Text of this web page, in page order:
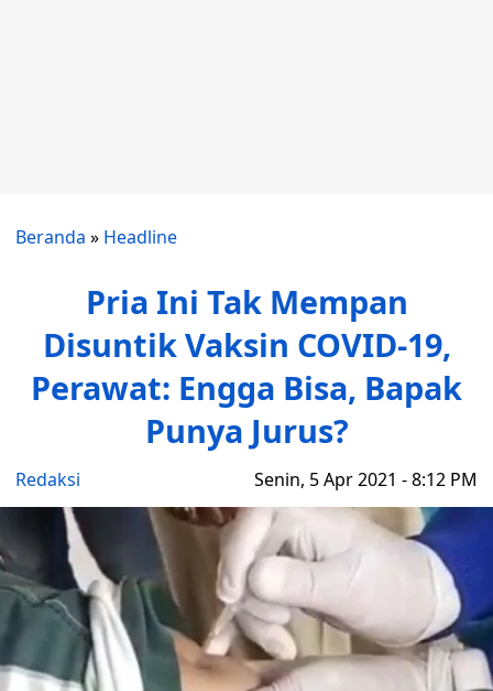
Beranda » Headline
Pria Ini Tak Mempan
Disuntik Vaksin COVID-19,
Perawat: Engga Bisa, Bapak
Punya Jurus?
Redaksi Senin, 5 Apr 2021 - 8:12 PM